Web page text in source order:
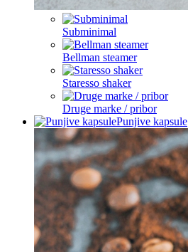
Subminimal
Bellman steamer
Staresso shaker
Druge marke / pribor
Punjive kapsule